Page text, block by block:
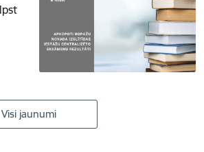
Visi jaunumi